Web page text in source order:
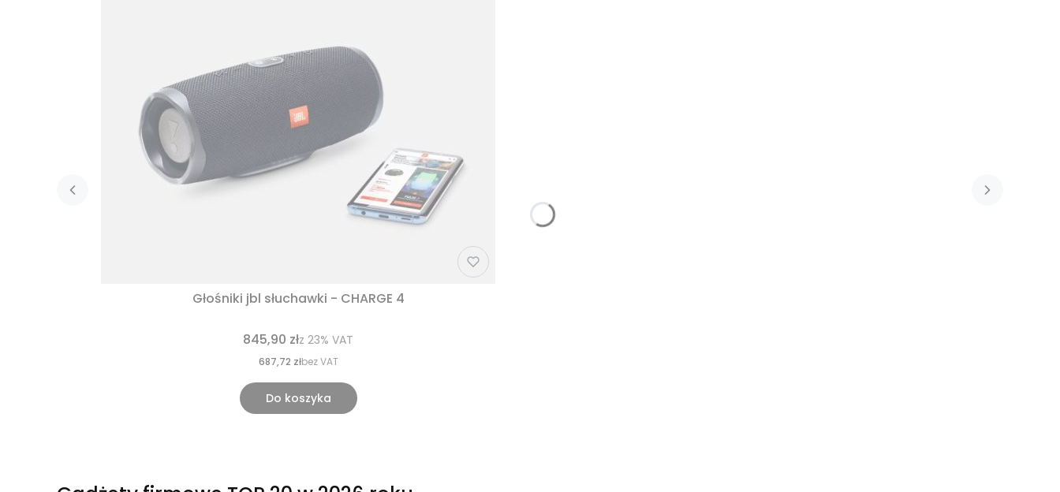
Głośniki jbl słuchawki - CHARGE 4
845,90 złz 23% VAT
687,72 złbez VAT
Do koszyka